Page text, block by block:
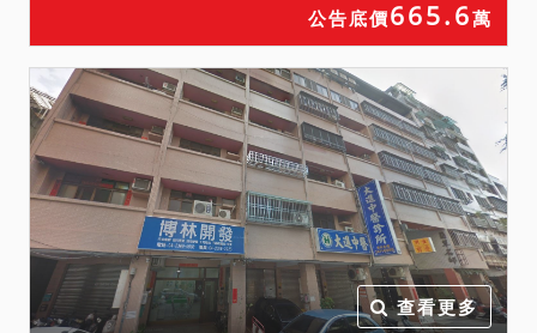
公告底價665.6萬
查看更多